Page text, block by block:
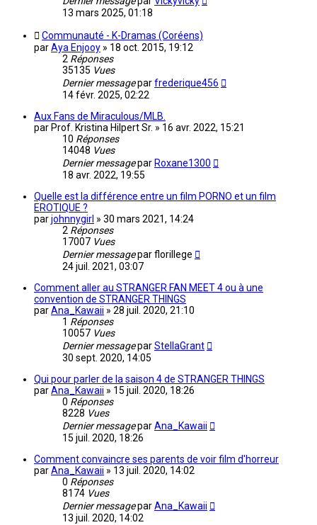
13 mars 2025, 01:18
Communauté - K-Dramas (Coréens)
parAya Enjooy » 18 oct. 2015, 19:12
2 Réponses
35135 Vues
Dernier messageparfrederique456
14 févr. 2025, 02:22
Aux Fans de Miraculous/MLB.
par Prof. Kristina Hilpert Sr. » 16 avr. 2022, 15:21
10 Réponses
14048 Vues
Dernier messagepar Roxane1300
18 avr. 2022, 19:55
Quelle est la différence entre un film PORNO et un film
EROTIQUE ?
parjohnnygirl » 30 mars 2021, 14:24
2 Réponses
17007 Vues
Dernier messageparflorillege
24 juil. 2021, 03:07
Comment aller au STRANGER FAN MEET 4 ou à une
convention de STRANGER THINGS
parAna_Kawaii » 28 juil. 2020, 21:10
1 Réponses
10057 Vues
Dernier messageparStellaGrant
30 sept. 2020, 14:05
Qui pour parler de la saison 4 de STRANGER THINGS
parAna_Kawaii » 15 juil. 2020, 18:26
0 Réponses
8228 Vues
Dernier messageparAna_Kawaii
15 juil. 2020, 18:26
Comment convaincre ses parents de voir film d'horreur
parAna_Kawaii » 13 juil. 2020, 14:02
0 Réponses
8174 Vues
Dernier messageparAna_Kawaii
13 juil. 2020, 14:02